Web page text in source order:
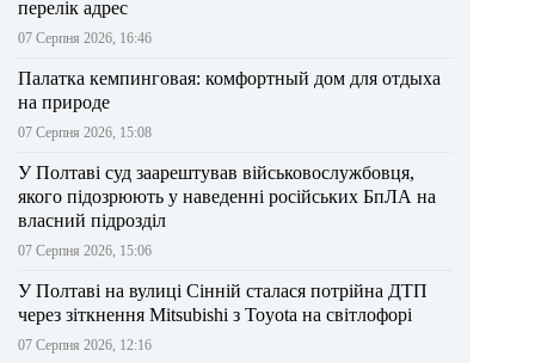
перелік адрес
07 Серпня 2026, 16:46
Палатка кемпинговая: комфортный дом для отдыха
на природе
07 Серпня 2026, 15:08
У Полтаві суд заарештував військовослужбовця,
якого підозрюють у наведенні російських БпЛА на
власний підрозділ
07 Серпня 2026, 15:06
У Полтаві на вулиці Сінній сталася потрійна ДТП
через зіткнення Mitsubishi з Toyota на світлофорі
07 Серпня 2026, 12:16